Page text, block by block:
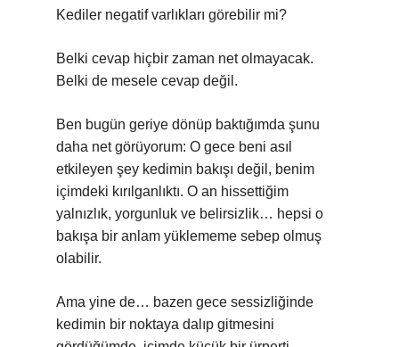
Kediler negatif varlıkları görebilir mi?
Belki cevap hiçbir zaman net olmayacak.
Belki de mesele cevap değil.
Ben bugün geriye dönüp baktığımda şunu
daha net görüyorum: O gece beni asıl
etkileyen şey kedimin bakışı değil, benim
içimdeki kırılganlıktı. O an hissettiğim
yalnızlık, yorgunluk ve belirsizlik… hepsi o
bakışa bir anlam yüklememe sebep olmuş
olabilir.
Ama yine de… bazen gece sessizliğinde
kedimin bir noktaya dalıp gitmesini